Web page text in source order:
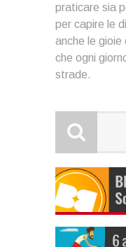
praticare sia
per capire le
anche le gioie
che ogni
strade.